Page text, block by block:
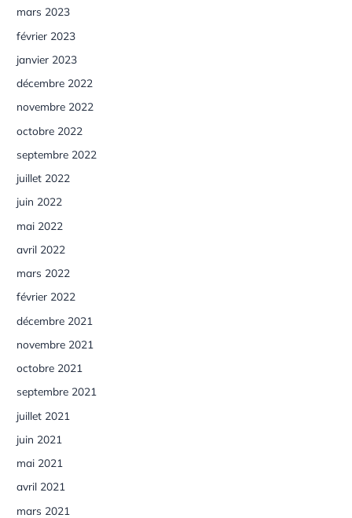
mars 2023
février 2023
janvier 2023
décembre 2022
novembre 2022
octobre 2022
septembre 2022
juillet 2022
juin 2022
mai 2022
avril 2022
mars 2022
février 2022
décembre 2021
novembre 2021
octobre 2021
septembre 2021
juillet 2021
juin 2021
mai 2021
avril 2021
mars 2021